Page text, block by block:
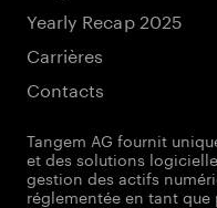
Yearly Recap 2025
Carrières
Contacts
Tangem AG fournit
et des solutions
gestion des actifs
réglementée en tant